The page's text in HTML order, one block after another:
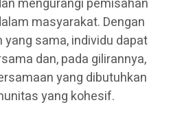
masyarakat. Dengan
sama, individu dapat
dan, pada gilirannya,
yang dibutuhkan
yang kohesif.